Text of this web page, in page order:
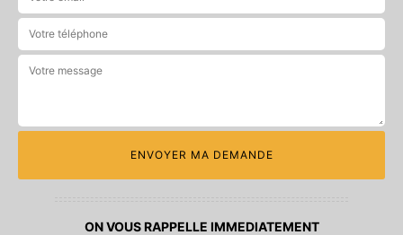
ON VOUS RAPPELLE IMMEDIATEMENT